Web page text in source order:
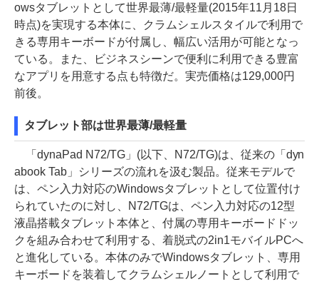
owsタブレットとして世界最薄/最軽量(2015年11月18日
時点)を実現する本体に、クラムシェルスタイルで利用で
きる専用キーボードが付属し、幅広い活用が可能となっ
ている。また、ビジネスシーンで便利に利用できる豊富
なアプリを用意する点も特徴だ。実売価格は129,000円
前後。
タブレット部は世界最薄/最軽量
「dynaPad N72/TG」(以下、N72/TG)は、従来の「dyn
abook Tab」シリーズの流れを汲む製品。従来モデルで
は、ペン入力対応のWindowsタブレットとして位置付け
られていたのに対し、N72/TGは、ペン入力対応の12型
液晶搭載タブレット本体と、付属の専用キーボードドッ
クを組み合わせて利用する、着脱式の2in1モバイルPCへ
と進化している。本体のみでWindowsタブレット、専用
キーボードを装着してクラムシェルノートとして利用で